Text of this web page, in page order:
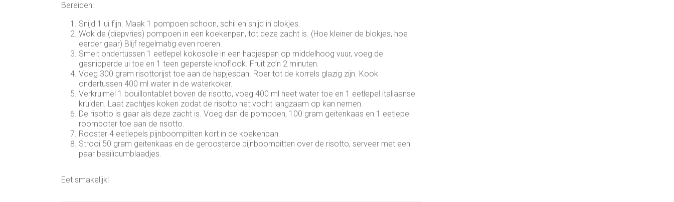
Bereiden:
Snijd 1 ui fijn. Maak 1 pompoen schoon, schil en snijd in blokjes.
Wok de (diepvries) pompoen in een koekenpan, tot deze zacht is. (Hoe kleiner de blokjes, hoe
eerder gaar) Blijf regelmatig even roeren.
Smelt ondertussen 1 eetlepel kokosolie in een hapjespan op middelhoog vuur, voeg de
gesnipperde ui toe en 1 teen geperste knoflook. Fruit zo’n 2 minuten.
Voeg 300 gram risottorijst toe aan de hapjespan. Roer tot de korrels glazig zijn. Kook
ondertussen 400 ml water in de waterkoker.
Verkruimel 1 bouillontablet boven de risotto, voeg 400 ml heet water toe en 1 eetlepel italiaanse
kruiden. Laat zachtjes koken zodat de risotto het vocht langzaam op kan nemen.
De risotto is gaar als deze zacht is. Voeg dan de pompoen, 100 gram geitenkaas en 1 eetlepel
roomboter toe aan de risotto.
Rooster 4 eetlepels pijnboompitten kort in de koekenpan.
Strooi 50 gram geitenkaas en de geroosterde pijnboompitten over de risotto, serveer met een
paar basilicumblaadjes.
Eet smakelijk!